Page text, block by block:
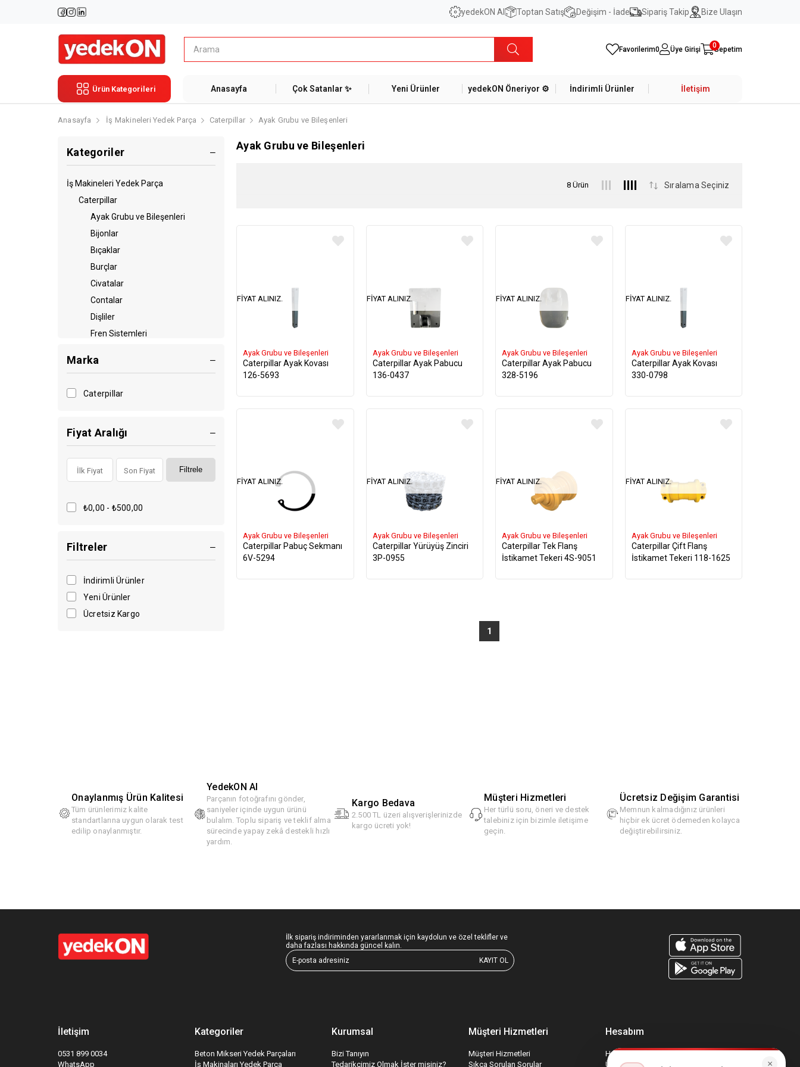
yedekON AI Toptan Satış Değişim - İade Sipariş Takip Bize Ulaşın
Favorilerim0 Üye Girişi Sepetim
0
Ürün Kategorileri Anasayfa Çok Satanlar ✨ Yeni Ürünler yedekON Öneriyor ⚙️ İndirimli Ürünler İletişim
Anasayfa İş Makineleri Yedek Parça Caterpillar Ayak Grubu ve Bileşenleri
Kategoriler
İş Makineleri Yedek Parça
Caterpillar
Ayak Grubu ve Bileşenleri
Bijonlar
Bıçaklar
Burçlar
Civatalar
Contalar
Dişliler
Fren Sistemleri
Filtreler
Kaplinler
Pompalar
Palet Sistemleri
Plate
Süzgeçler
Pimler
Marka
Caterpillar
Fiyat Aralığı
Filtrele
₺0,00 - ₺500,00
Filtreler
İndirimli Ürünler
Yeni Ürünler
Ücretsiz Kargo
Ayak Grubu ve Bileşenleri
8 Ürün
Ayak Grubu ve Bileşenleri
Caterpillar Ayak Kovası
126-5693
FIYAT ALINIZ.
Ayak Grubu ve Bileşenleri
Caterpillar Ayak Pabucu
136-0437
FIYAT ALINIZ.
Ayak Grubu ve Bileşenleri
Caterpillar Ayak Pabucu
328-5196
FIYAT ALINIZ.
Ayak Grubu ve Bileşenleri
Caterpillar Ayak Kovası
330-0798
FIYAT ALINIZ.
Ayak Grubu ve Bileşenleri
Caterpillar Pabuç Sekmanı
6V-5294
FIYAT ALINIZ.
Ayak Grubu ve Bileşenleri
Caterpillar Yürüyüş Zinciri
3P-0955
FIYAT ALINIZ.
Ayak Grubu ve Bileşenleri
Caterpillar Tek Flanş
İstikamet Tekeri 4S-9051
FIYAT ALINIZ.
Ayak Grubu ve Bileşenleri
Caterpillar Çift Flanş
İstikamet Tekeri 118-1625
FIYAT ALINIZ.
1
Onaylanmış Ürün Kalitesi
Tüm ürünlerimiz kalite
standartlarına uygun olarak test
edilip onaylanmıştır.
YedekON AI
Parçanın fotoğrafını gönder,
saniyeler içinde uygun ürünü
bulalım. Toplu sipariş ve teklif alma
sürecinde yapay zekâ destekli hızlı
yardım.
Kargo Bedava
2.500 TL üzeri alışverişlerinizde
kargo ücreti yok!
Müşteri Hizmetleri
Her türlü soru, öneri ve destek
talebiniz için bizimle iletişime
geçin.
Ücretsiz Değişim Garantisi
Memnun kalmadığınız ürünleri
hiçbir ek ücret ödemeden kolayca
değiştirebilirsiniz.
İlk sipariş indiriminden yararlanmak için kaydolun ve özel teklifler ve
daha fazlası hakkında güncel kalın.
KAYIT OL
İletişim
0531 899 0034
WhatsApp
Kategoriler
Beton Mikseri Yedek Parçaları
İş Makinaları Yedek Parça
Kurumsal
Bizi Tanıyın
Tedarikçimiz Olmak İster misiniz?
Müşteri Hizmetleri
Müşteri Hizmetleri
Sıkça Sorulan Sorular
Hesabım
Hesabım
Üyelik Bilgilerim
×